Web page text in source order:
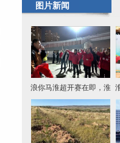
图片新闻
浪你马淮超开赛在即，淮
安区队